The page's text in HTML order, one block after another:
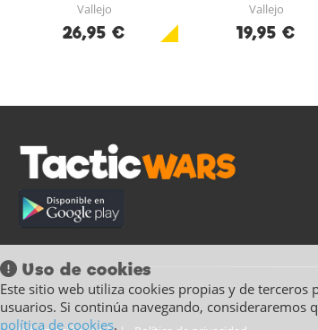
Vallejo
26,95 €
Vallejo
19,95 €
Uso de cookies
Este sitio web utiliza cookies propias y de
usuarios. Si continúa navegando, consideraremos
política de cookies.